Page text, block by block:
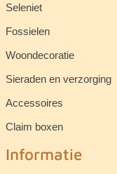
Seleniet
Fossielen
Woondecoratie
Sieraden en verzorging
Accessoires
Claim boxen
Informatie